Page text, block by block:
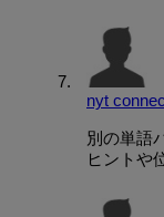
nyt
別の単語
ヒントや